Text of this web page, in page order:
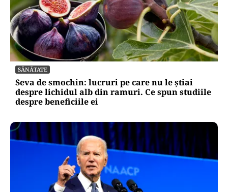
SĂNĂTATE
Seva de smochin: lucruri pe care nu le știai
despre lichidul alb din ramuri. Ce spun studiile
despre beneficiile ei